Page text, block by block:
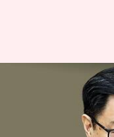
गांधी का
से कथित